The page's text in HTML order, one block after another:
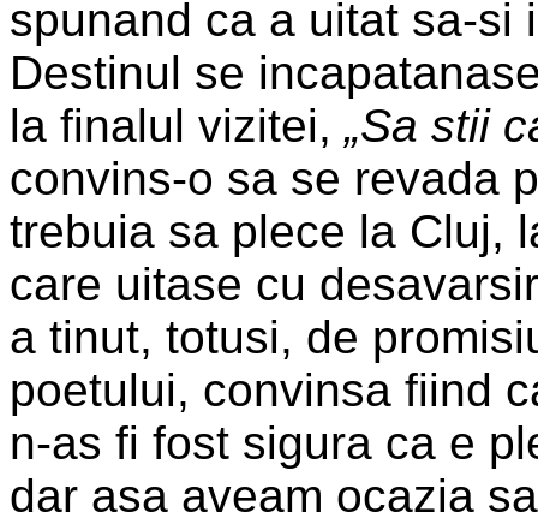
spunand ca a uitat sa-si
Destinul se
la finalul vizitei, „Sa stii
convins-o sa se revada
trebuia sa plece la Cluj,
care uitase cu
a tinut, totusi, de
poetului, convinsa fiind
n-as fi fost sigura ca e
dar asa aveam ocazia